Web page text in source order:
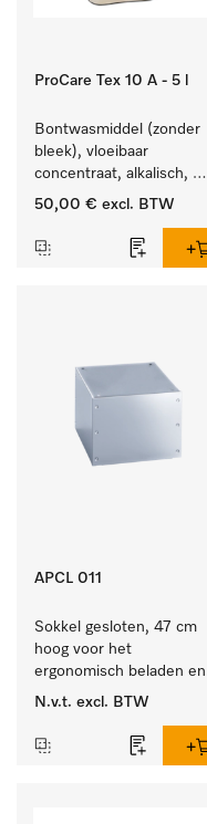
ProCare Tex 10 A - 5 l
Bontwasmiddel (zonder
bleek), vloeibaar
concentraat, alkalisch,
5 l voor het reinigen van
kleurechte bonte was.
50,00 € excl. BTW
APCL 011
Sokkel gesloten, 47 cm
hoog voor het
ergonomisch beladen en
legen van de wasmachine
N.v.t. excl. BTW